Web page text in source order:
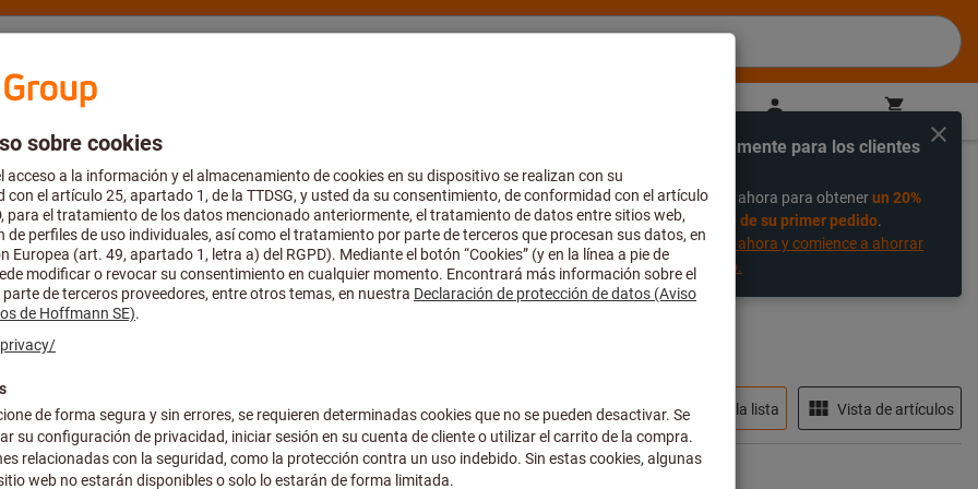
y asesoría
%
Exclusivamente para los clientes
Regístrese ahora para obtenerun 20%
descuento de su primer pedido.
Regístrese ahora y comience a ahorrar
hoy mismo.
de herramientas manuales
y accesorios
Certificaciones
En stock Vista de la lista Vista de artículos